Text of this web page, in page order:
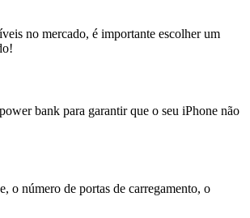
no mercado, é importante escolher um
bank para garantir que o seu iPhone não
o número de portas de carregamento, o